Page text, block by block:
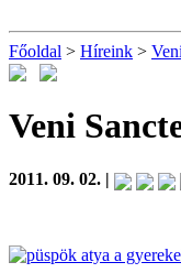
Főoldal > Híreink >
Veni
2011. 09. 02. |